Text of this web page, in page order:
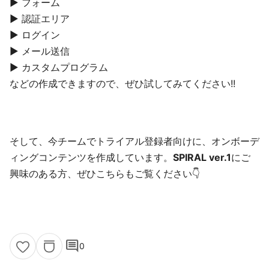
▶︎ 認証エリア
▶︎ ログイン
▶︎ メール送信
▶︎ カスタムプログラム
などの作成できますので、ぜひ試してみてください!!
そして、今チームでトライアル登録者向けに、オンボーデ
ィングコンテンツを作成しています。 SPIRAL ver.1にご
興味のある方、ぜひこちらもご覧ください👇
comment0